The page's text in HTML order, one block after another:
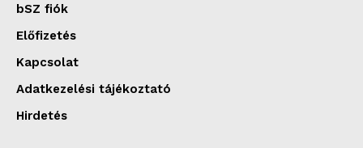
bSZ fiók
Előfizetés
Kapcsolat
Adatkezelési tájékoztató
Hirdetés